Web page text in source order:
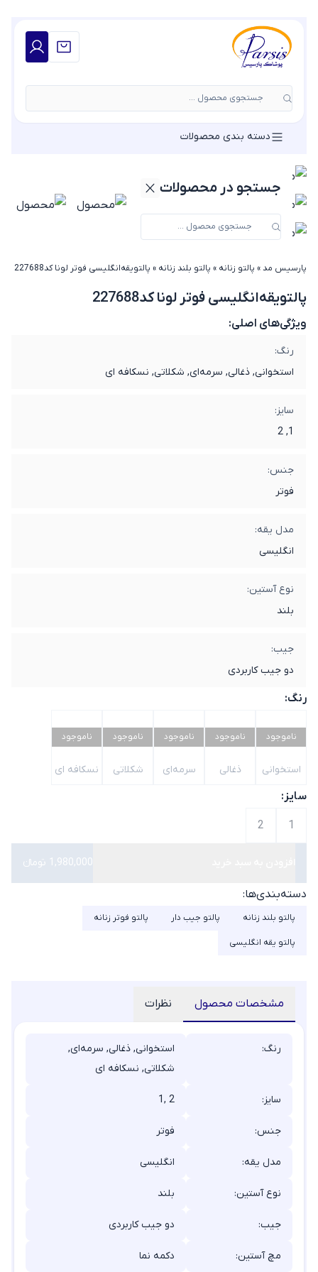
جستجوی محصول ...
جستجو در محصولات
دسته بندی محصولات
پارسیس مد» پالتو زنانه » پالتو بلند زنانه » پالتویقه‌انگلیسی فوتر لونا کد227688
پالتویقه‌انگلیسی فوتر لونا کد227688
ویژگی‌های اصلی:
رنگ:
استخوانی, ذغالی, سرمه‌ای, شکلاتی, نسکافه ای
سایز:
1, 2
جنس:
فوتر
مدل یقه:
انگلیسی
نوع آستین:
بلند
جیب:
دو جیب کاربردی
رنگ:
ناموجود
استخوانی
ناموجود
ذغالی
ناموجود
سرمه‌ای
ناموجود
شکلاتی
ناموجود
نسکافه ای
سایز:
1
2
1,980,000 تومانء
دسته‌بندی‌ها:
پالتو بلند زنانه پالتو جیب دار پالتو فوتر زنانه
پالتو یقه انگلیسی
مشخصات محصول نظرات
رنگ:
استخوانی, ذغالی, سرمه‌ای,
شکلاتی, نسکافه ای
سایز: 1, 2
جنس: فوتر
مدل یقه: انگلیسی
نوع آستین: بلند
جیب: دو جیب کاربردی
مچ آستین: دکمه نما